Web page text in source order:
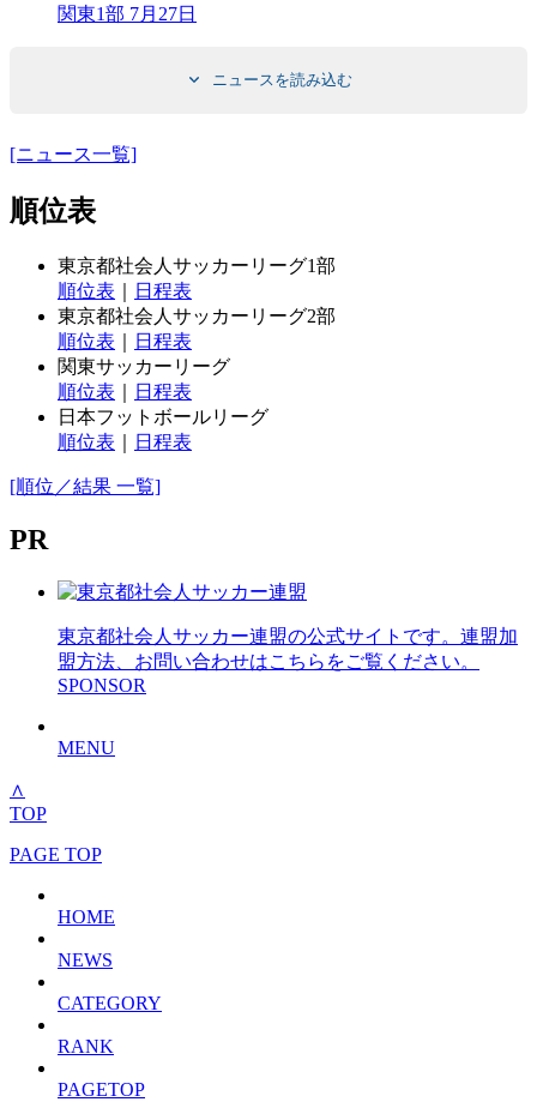
関東1部 7月27日
ニュースを読み込む
[ニュース一覧]
順位表
東京都社会人サッカーリーグ1部
順位表
日程表
東京都社会人サッカーリーグ2部
順位表
日程表
関東サッカーリーグ
順位表
日程表
日本フットボールリーグ
順位表
日程表
[順位／結果 一覧]
PR
東京都社会人サッカー連盟の公式サイトです。連盟加
盟方法、お問い合わせはこちらをご覧ください。
SPONSOR
MENU
∧
TOP
PAGE TOP
HOME
NEWS
CATEGORY
RANK
PAGETOP